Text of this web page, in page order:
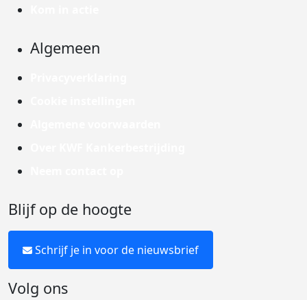
Algemeen
Blijf op de hoogte
Schrijf je in voor de nieuwsbrief
Volg ons